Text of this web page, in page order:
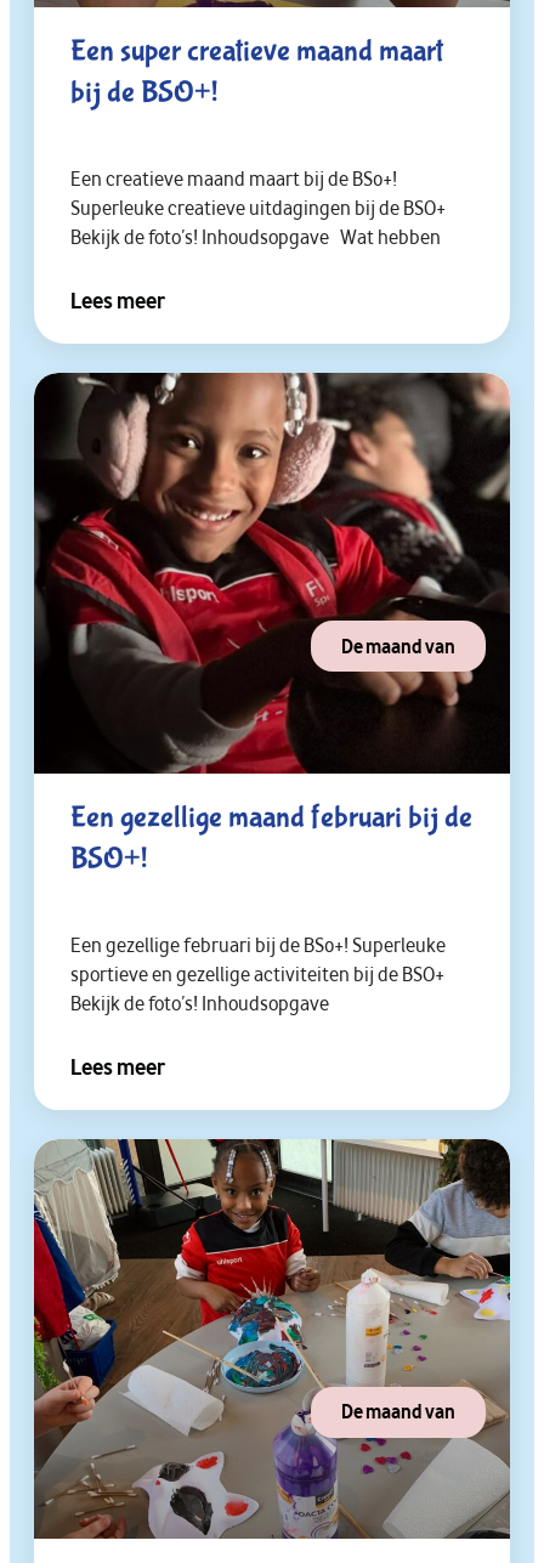
Een super creatieve maand maart
bij de BSO+!
Een creatieve maand maart bij de BS0+!
Superleuke creatieve uitdagingen bij de BSO+
Bekijk de foto’s! Inhoudsopgave Wat hebben
Lees meer
De maand van
Een gezellige maand februari bij de
BSO+!
Een gezellige februari bij de BS0+! Superleuke
sportieve en gezellige activiteiten bij de BSO+
Bekijk de foto’s! Inhoudsopgave
Lees meer
De maand van